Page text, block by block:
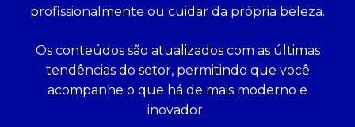
profissionalmente ou cuidar da própria beleza.
Os conteúdos são atualizados com as últimas
tendências do setor, permitindo que você
acompanhe o que há de mais moderno e
inovador.